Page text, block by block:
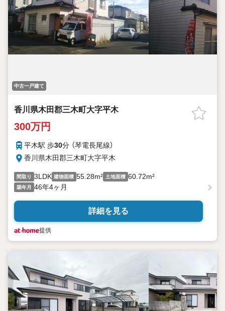
中古一戸建て
香川県木田郡三木町大字平木
300万円
平木駅 歩30分 （琴電長尾線）
香川県木田郡三木町大字平木
間取り 3LDK 建物面積 55.28m² 土地面積 60.72m²
築年月 46年4ヶ月
詳細を見る
提供